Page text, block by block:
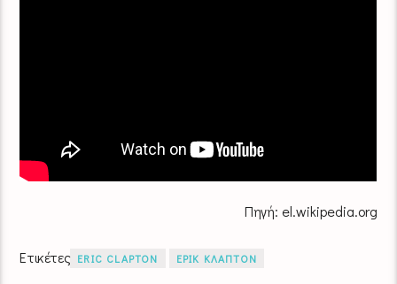
Πηγή: el.wikipedia.org
Ετικέτες ERIC CLAPTON ΕΡΙΚ ΚΛΑΠΤΟΝ